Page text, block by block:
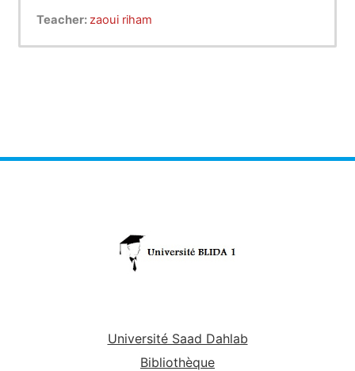
Teacher:zaoui riham
Université Saad Dahlab
Bibliothèque